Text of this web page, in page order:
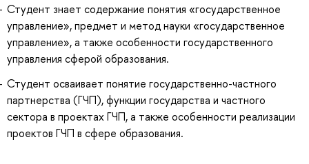
Студент знает содержание понятия «государственное
управление», предмет и метод науки «государственное
управление», а также особенности государственного
управления сферой образования.
Студент осваивает понятие государственно-частного
партнерства (ГЧП), функции государства и частного
сектора в проектах ГЧП, а также особенности реализации
проектов ГЧП в сфере образования.